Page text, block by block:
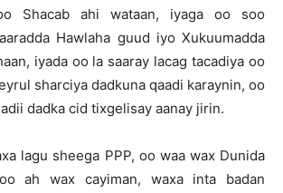
Shacab ahi wataan, iyaga oo soo
Hawlaha guud iyo Xukuumadda
iyada oo la saaray lacag tacadiya oo
sharciya dadkuna qaadi karaynin, oo
dadka cid tixgelisay aanay jirin.
lagu sheega PPP, oo waa wax Dunida
ah wax cayiman, waxa inta badan